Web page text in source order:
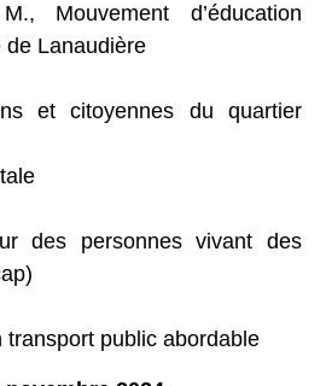
Mouvement d’éducation
de Lanaudière
et citoyennes du quartier
des personnes vivant des
transport public abordable